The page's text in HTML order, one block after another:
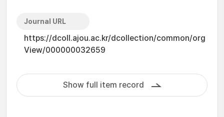
Journal URL
https://dcoll.ajou.ac.kr/dcollection/common/org
View/000000032659
Show full item record